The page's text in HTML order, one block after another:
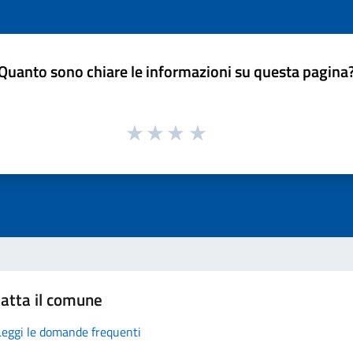
sono chiare le informazioni su questa
il comune
le domande frequenti